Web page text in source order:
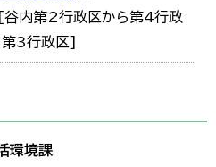
[谷内第2行政区から第4行政
第3行政区]
環境課